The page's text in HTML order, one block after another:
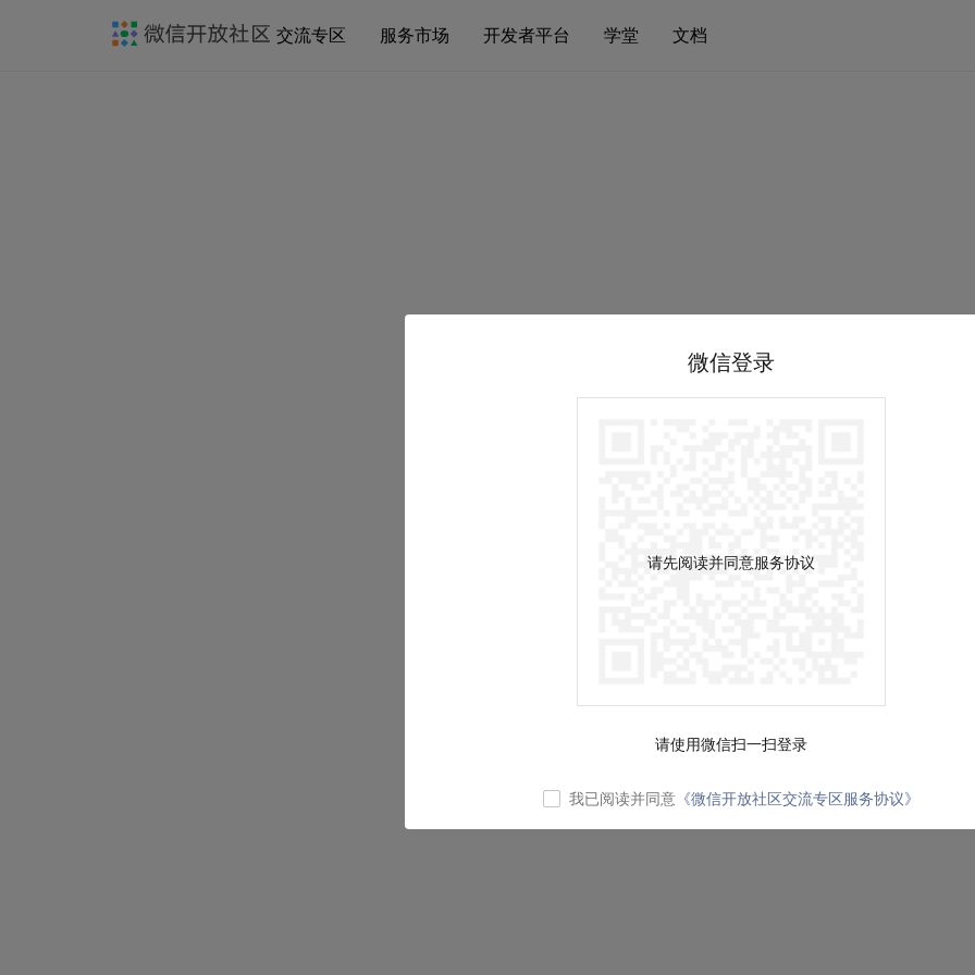
交流专区 服务市场 开发者平台 学堂 文档
微信登录
请先阅读并同意服务协议
请使用微信扫一扫登录
我已阅读并同意 《微信开放社区交流专区服务协议》